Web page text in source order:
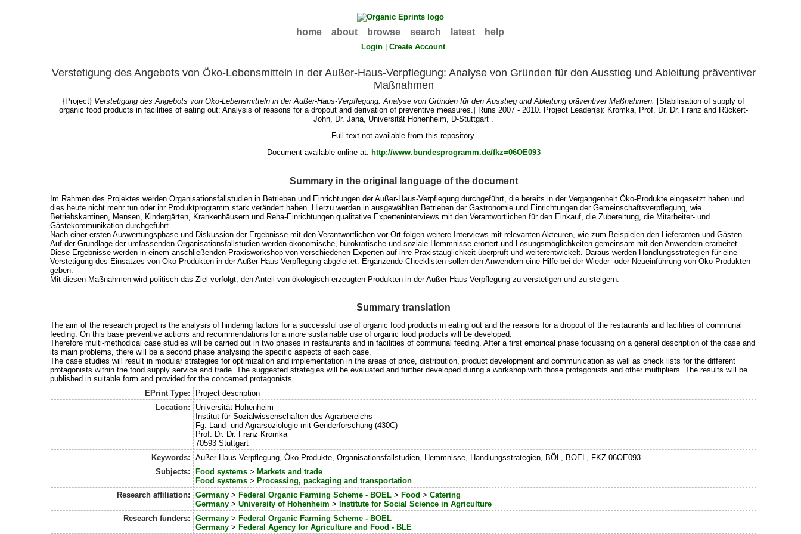
home about browse search latest help
Login |Create Account
Verstetigung des Angebots von Öko-Lebensmitteln in der Außer-Haus-Verpflegung: Analyse von Gründen für den Ausstieg und Ableitung präventiver
Maßnahmen
{Project} Verstetigung des Angebots von Öko-Lebensmitteln in der Außer-Haus-Verpflegung: Analyse von Gründen für den Ausstieg und Ableitung präventiver Maßnahmen. [Stabilisation of supply of
organic food products in facilities of eating out: Analysis of reasons for a dropout and derivation of preventive measures.] Runs 2007 - 2010. Project Leader(s): Kromka, Prof. Dr. Dr. Franz and Rückert-
John, Dr. Jana, Universität Hohenheim, D-Stuttgart .
Full text not available from this repository.
Document available online at: http://www.bundesprogramm.de/fkz=06OE093
Summary in the original language of the document
Im Rahmen des Projektes werden Organisationsfallstudien in Betrieben und Einrichtungen der Außer-Haus-Verpflegung durchgeführt, die bereits in der Vergangenheit Öko-Produkte eingesetzt haben und
dies heute nicht mehr tun oder ihr Produktprogramm stark verändert haben. Hierzu werden in ausgewählten Betrieben der Gastronomie und Einrichtungen der Gemeinschaftsverpflegung, wie
Betriebskantinen, Mensen, Kindergärten, Krankenhäusern und Reha-Einrichtungen qualitative Experteninterviews mit den Verantwortlichen für den Einkauf, die Zubereitung, die Mitarbeiter- und
Gästekommunikation durchgeführt.
Nach einer ersten Auswertungsphase und Diskussion der Ergebnisse mit den Verantwortlichen vor Ort folgen weitere Interviews mit relevanten Akteuren, wie zum Beispielen den Lieferanten und Gästen.
Auf der Grundlage der umfassenden Organisationsfallstudien werden ökonomische, bürokratische und soziale Hemmnisse erörtert und Lösungsmöglichkeiten gemeinsam mit den Anwendern erarbeitet.
Diese Ergebnisse werden in einem anschließenden Praxisworkshop von verschiedenen Experten auf ihre Praxistauglichkeit überprüft und weiterentwickelt. Daraus werden Handlungsstrategien für eine
Verstetigung des Einsatzes von Öko-Produkten in der Außer-Haus-Verpflegung abgeleitet. Ergänzende Checklisten sollen den Anwendern eine Hilfe bei der Wieder- oder Neueinführung von Öko-Produkten
geben.
Mit diesen Maßnahmen wird politisch das Ziel verfolgt, den Anteil von ökologisch erzeugten Produkten in der Außer-Haus-Verpflegung zu verstetigen und zu steigern.
Summary translation
The aim of the research project is the analysis of hindering factors for a successful use of organic food products in eating out and the reasons for a dropout of the restaurants and facilities of communal
feeding. On this base preventive actions and recommendations for a more sustainable use of organic food products will be developed.
Therefore multi-methodical case studies will be carried out in two phases in restaurants and in facilities of communal feeding. After a first empirical phase focussing on a general description of the case and
its main problems, there will be a second phase analysing the specific aspects of each case.
The case studies will result in modular strategies for optimization and implementation in the areas of price, distribution, product development and communication as well as check lists for the different
protagonists within the food supply service and trade. The suggested strategies will be evaluated and further developed during a workshop with those protagonists and other multipliers. The results will be
published in suitable form and provided for the concerned protagonists.
EPrint Type:
Project description
Location:
Universität Hohenheim
Institut für Sozialwissenschaften des Agrarbereichs
Fg. Land- und Agrarsoziologie mit Genderforschung (430C)
Prof. Dr. Dr. Franz Kromka
70593 Stuttgart
Keywords:
Außer-Haus-Verpflegung, Öko-Produkte, Organisationsfallstudien, Hemmnisse, Handlungsstrategien, BÖL, BOEL, FKZ 06OE093
Subjects:
Food systems >Markets and trade
Food systems >Processing, packaging and transportation
Research affiliation:
Germany >Federal Organic Farming Scheme - BOEL >Food >Catering
Germany >University of Hohenheim >Institute for Social Science in Agriculture
Research funders:
Germany >Federal Organic Farming Scheme - BOEL
Germany >Federal Agency for Agriculture and Food - BLE